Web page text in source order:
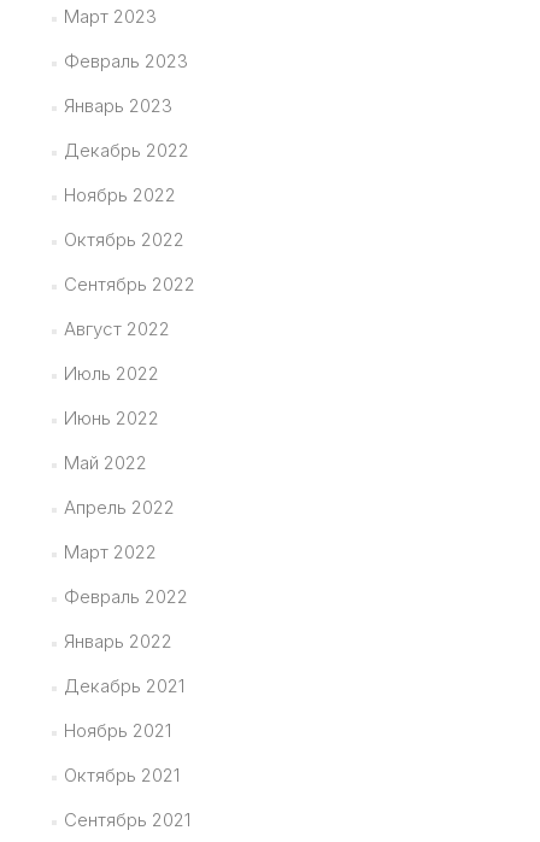
Март 2023
Февраль 2023
Январь 2023
Декабрь 2022
Ноябрь 2022
Октябрь 2022
Сентябрь 2022
Август 2022
Июль 2022
Июнь 2022
Май 2022
Апрель 2022
Март 2022
Февраль 2022
Январь 2022
Декабрь 2021
Ноябрь 2021
Октябрь 2021
Сентябрь 2021